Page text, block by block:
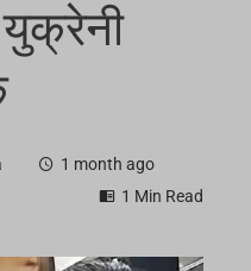
1 month ago
1 Min Read